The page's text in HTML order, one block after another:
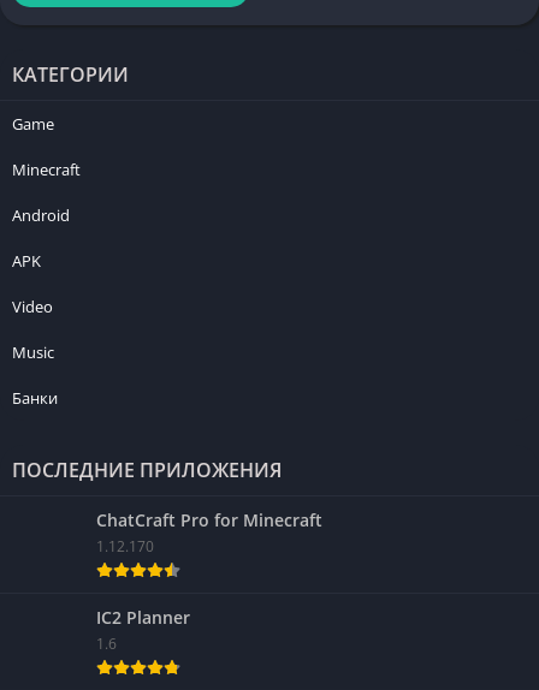
КАТЕГОРИИ
Game
Minecraft
Android
APK
Video
Music
Банки
ПОСЛЕДНИЕ ПРИЛОЖЕНИЯ
ChatCraft Pro for Minecraft
1.12.170
IC2 Planner
1.6